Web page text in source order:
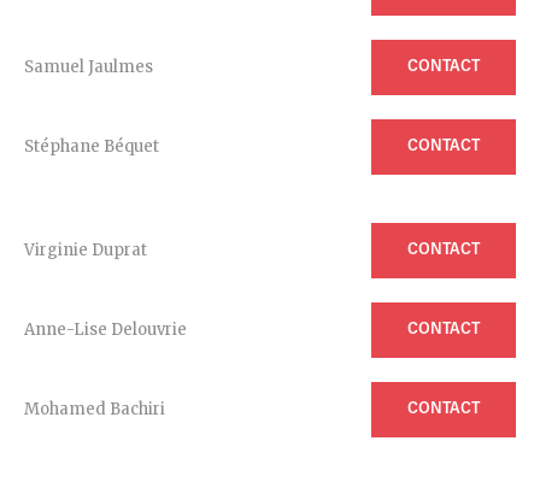
Samuel Jaulmes CONTACT
Stéphane Béquet CONTACT
Virginie Duprat CONTACT
Anne-Lise Delouvrie CONTACT
Mohamed Bachiri CONTACT